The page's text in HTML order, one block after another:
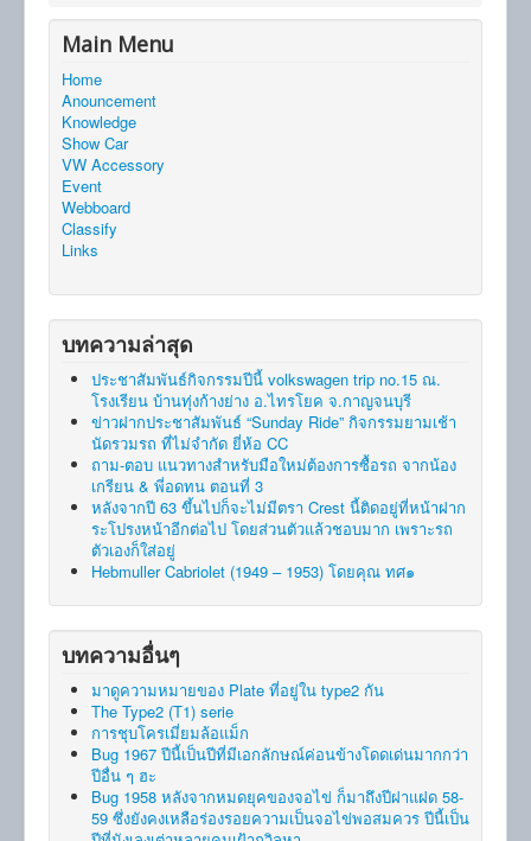
Main Menu
Home
Anouncement
Knowledge
Show Car
VW Accessory
Event
Webboard
Classify
Links
บทความล่าสุด
ประชาสัมพันธ์กิจกรรมปีนี้ volkswagen trip no.15 ณ.
โรงเรียน บ้านทุ่งก้างย่าง อ.ไทรโยค จ.กาญจนบุรี
ข่าวฝากประชาสัมพันธ์ “Sunday Ride” กิจกรรมยามเช้า
นัดรวมรถ ที่ไม่จำกัด ยี่ห้อ CC
ถาม-ตอบ แนวทางสำหรับมือใหม่ต้องการซื้อรถ จากน้อง
เกรียน & พี่อดทน ตอนที่ 3
หลังจากปี 63 ขึ้นไปก็จะไม่มีตรา Crest นี้ติดอยู่ที่หน้าฝาก
ระโปรงหน้าอีกต่อไป โดยส่วนตัวแล้วชอบมาก เพราะรถ
ตัวเองก็ใส่อยู่
Hebmuller Cabriolet (1949 – 1953) โดยคุณ ทศ๑
บทความอื่นๆ
มาดูความหมายของ Plate ที่อยู่ใน type2 กัน
The Type2 (T1) serie
การชุบโครเมี่ยมล้อแม็ก
Bug 1967 ปีนี้เป็นปีที่มีเอกลักษณ์ค่อนข้างโดดเด่นมากกว่า
ปีอื่น ๆ ฮะ
Bug 1958 หลังจากหมดยุคของจอไข่ ก็มาถึงปีฝาแฝด 58-
59 ซึ่งยังคงเหลือร่องรอยความเป็นจอไข่พอสมควร ปีนี้เป็น